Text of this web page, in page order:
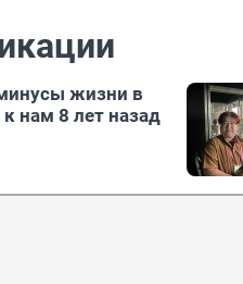
жизни в
нам 8 лет назад